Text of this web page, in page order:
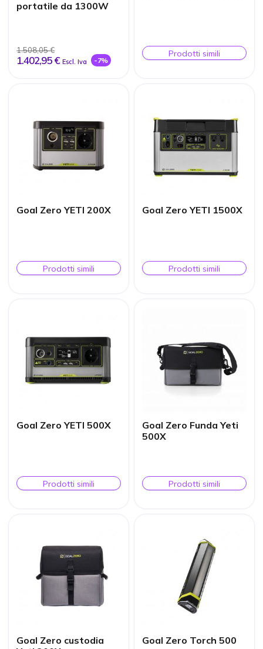
portatile da 1300W
1.508,05 €
1.402,95 € Escl. Iva -7%
Prodotti simili
Goal Zero YETI 200X
Prodotti simili
Goal Zero YETI 1500X
Prodotti simili
Goal Zero YETI 500X
Prodotti simili
Goal Zero Funda Yeti
500X
Prodotti simili
Goal Zero custodia
Goal Zero Torch 500